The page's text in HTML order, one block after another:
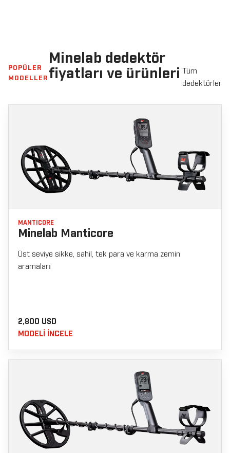
POPÜLER
MODELLER
Minelab dedektör
fiyatları ve ürünleri Tüm
dedektörler
MANTICORE
Minelab Manticore
Üst seviye sikke, sahil, tek para ve karma zemin
aramaları
2,800 USD
MODELI INCELE